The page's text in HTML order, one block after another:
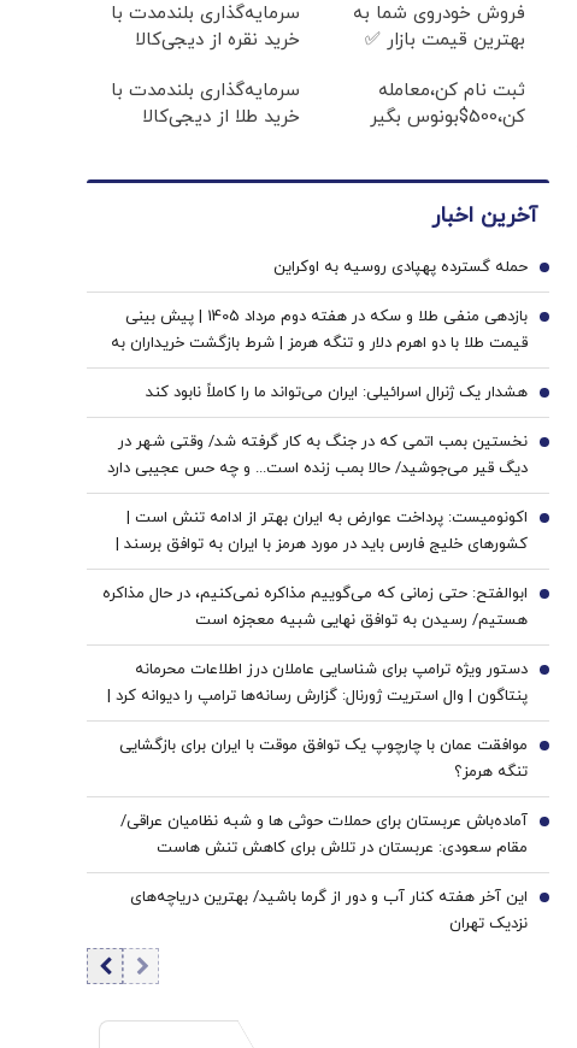
فروش خودروی شما به
بهترین قیمت بازار ✅
سرمایه‌گذاری بلندمدت با
خرید نقره از دیجی‌کالا
ثبت نام کن،معامله
کن،500$بونوس بگیر
سرمایه‌گذاری بلندمدت با
خرید طلا از دیجی‌کالا
آخرین اخبار
حمله گسترده پهپادی روسیه به اوکراین 1
بازدهی منفی طلا و سکه در هفته دوم مرداد 1405 | پیش بینی
قیمت طلا با دو اهرم دلار و تنگه هرمز | شرط بازگشت خریداران به
بازار
2
هشدار یک ژنرال اسرائیلی: ایران می‌تواند ما را کاملاً نابود کند 3
نخستین بمب اتمی که در جنگ به کار گرفته شد/ وقتی شهر در
دیگ قیر می‌جوشید/ حالا بمب زنده است... و چه حس عجیبی دارد
که پشت سر تو باشد
4
اکونومیست: پرداخت عوارض به ایران بهتر از ادامه تنش است |
کشورهای خلیج فارس باید در مورد هرمز با ایران به توافق برسند |
اعراب در مخمصهِ ترامپ گرفتار شده‌اند
5
ابوالفتح: حتی زمانی که می‌گوییم مذاکره نمی‌کنیم، در حال مذاکره
هستیم/ رسیدن به توافق نهایی شبیه معجزه است
6
دستور ویژه ترامپ برای شناسایی عاملان درز اطلاعات محرمانه
پنتاگون | وال استریت ژورنال: گزارش رسانه‌ها ترامپ را دیوانه کرد |
ایران جسورتر می شود اگر...
7
موافقت عمان با چارچوپ یک توافق موقت با ایران برای بازگشایی
تنگه هرمز؟
8
آماده‌باش عربستان برای حملات حوثی ها و شبه نظامیان عراقی/
مقام سعودی: عربستان در تلاش برای کاهش تنش هاست
9
این آخر هفته کنار آب و دور از گرما باشید/ بهترین دریاچه‌های
نزدیک تهران
10